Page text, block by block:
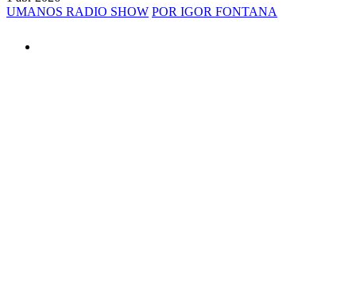
UMANOS RADIO SHOW POR IGOR FONTANA